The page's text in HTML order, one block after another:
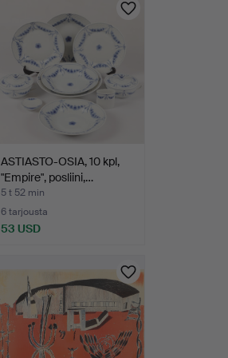
ASTIASTO-OSIA, 10 kpl,
"Empire", posliini,…
5 t 52 min
6 tarjousta
53 USD